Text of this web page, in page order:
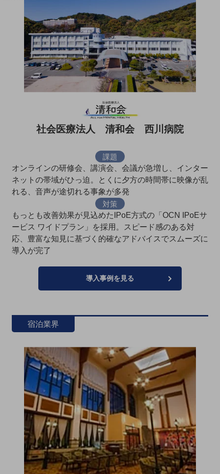
会社案内
会社案内TOP
社長からのご挨拶
会社案内パンフレット
ニュースリリース
地域からの発表
重要なお知らせ
お知らせ
社外からの評価実績
サステナビリティ
サステナビリティTOP
サステナビリティレポート
経営情報
経営情報TOP
決算公告
電子公告
基礎的電気通信役務損益明細表
採用情報
採用情報TOP
新卒採用
社会医療法人 清和会 西川病院
課題
オンラインの研修会、講演会、会議が急増し、インター
ネットの帯域がひっ迫。とくに夕方の時間帯に映像が乱
れる、音声が途切れる事象が多発
対策
もっとも改善効果が見込めたIPoE方式の「OCN IPoEサ
ービス ワイドプラン」を採用。スピード感のある対
応、豊富な知見に基づく的確なアドバイスでスムーズに
導入が完了
導入事例を見る
宿泊業界